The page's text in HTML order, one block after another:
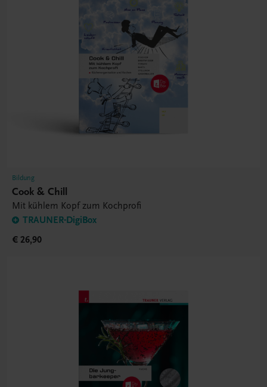
Bildung
Cook & Chill
Mit kühlem Kopf zum Kochprofi
TRAUNER-DigiBox
€ 26,90